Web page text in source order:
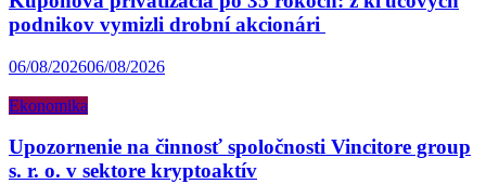
podnikov vymizli drobní akcionári
06/08/202606/08/2026
Ekonomika
Upozornenie na činnosť spoločnosti Vincitore group
s. r. o. v sektore kryptoaktív